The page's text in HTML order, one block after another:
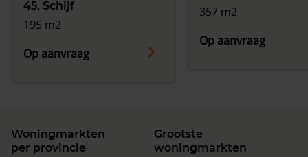
45, Schijf
195 m2
Op aanvraag
357 m2
Op aanvraag
Woningmarkten
per provincie
Grootste
woningmarkten